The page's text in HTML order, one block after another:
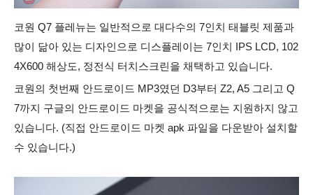
코원 Q7 플레뉴는 일반적으로 대다수의 7인치 태블릿 제품과
많이 닮아 있는 디자인으로 디스플레이는 7인치 IPS LCD, 102
4X600 해상도, 정전식 터치스크린을 채택하고 있습니다.
코원의 첫번째 안드로이드 MP3였던 D3부터 Z2, A5 그리고 Q
7까지 구글의 안드로이드 마켓을 공식적으로는 지원하지 않고
있습니다. (직접 안드로이드 마켓 apk 파일을 다운받아 설치할
수 있습니다.)